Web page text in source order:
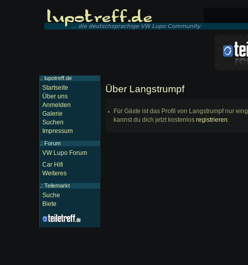
Über Langstrumpf
Für Gäste ist das Profil von Langstrumpf nur
kannst du dich jetzt kostenlos registrieren
.: lupotreff.de
Startseite
Über uns
Anmelden
Galerie
Suchen
Impressum
.: Forum
VW Lupo Forum
Car Hifi
Weiteres
.: Teilemarkt
Suche
Biete